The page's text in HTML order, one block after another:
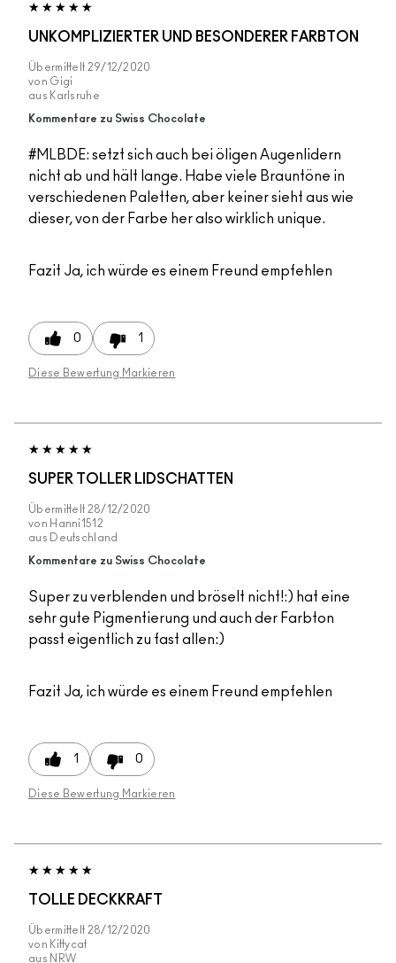
UNKOMPLIZIERTER UND BESONDERER FARBTON
Übermittelt 29/12/2020
von Gigi
aus Karlsruhe
Kommentare zu Swiss Chocolate
#MLBDE: setzt sich auch bei öligen Augenlidern
nicht ab und hält lange. Habe viele Brauntöne in
verschiedenen Paletten, aber keiner sieht aus wie
dieser, von der Farbe her also wirklich unique.
Fazit Ja, ich würde es einem Freund empfehlen
0 1
Diese Bewertung Markieren
SUPER TOLLER LIDSCHATTEN
Übermittelt 28/12/2020
von Hanni1512
aus
Deutschland
Kommentare zu Swiss Chocolate
Super zu verblenden und bröselt nicht!:) hat eine
sehr gute Pigmentierung und auch der Farbton
passt eigentlich zu fast allen:)
Fazit Ja, ich würde es einem Freund empfehlen
1 0
Diese Bewertung Markieren
TOLLE DECKKRAFT
Übermittelt 28/12/2020
von Kittycat
aus NRW